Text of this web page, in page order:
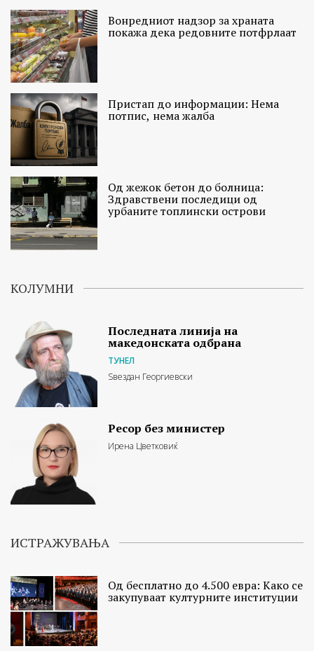
Вонредниот надзор за храната
покажа дека редовните потфрлаат
Пристап до информации: Нема
потпис, нема жалба
Од жежок бетон до болница:
Здравствени последици од
урбаните топлински острови
КОЛУМНИ
Последната линија на
македонската одбрана
ТУНЕЛ
Ѕвездан Георгиевски
Ресор без министер
Ирена Цветковиќ
ИСТРАЖУВАЊА
Од бесплатно до 4.500 евра: Како се
закупуваат културните институции